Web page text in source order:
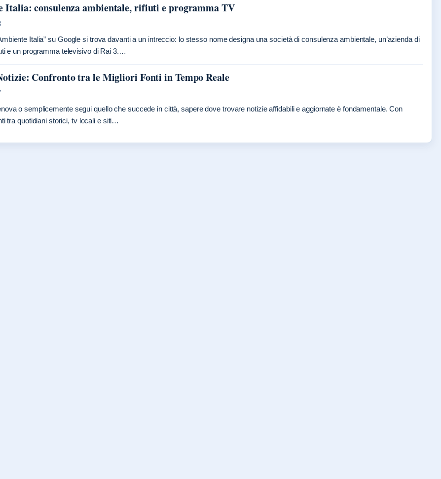
Italia: consulenza ambientale, rifiuti e programma TV
Italia” su Google si trova davanti a un intreccio: lo stesso nome designa una società di consulenza ambientale, un’azienda di
e un programma televisivo di Rai 3.…
Confronto tra le Migliori Fonti in Tempo Reale
o semplicemente segui quello che succede in città, sapere dove trovare notizie affidabili e aggiornate è fondamentale. Con
tra quotidiani storici, tv locali e siti…